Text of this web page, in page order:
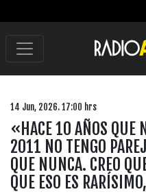
14 Jun, 2026. 17:00 hrs
«HACE 10 AÑOS QUE
2011 NO TENGO
QUE NUNCA. CREO
QUE ESO ES